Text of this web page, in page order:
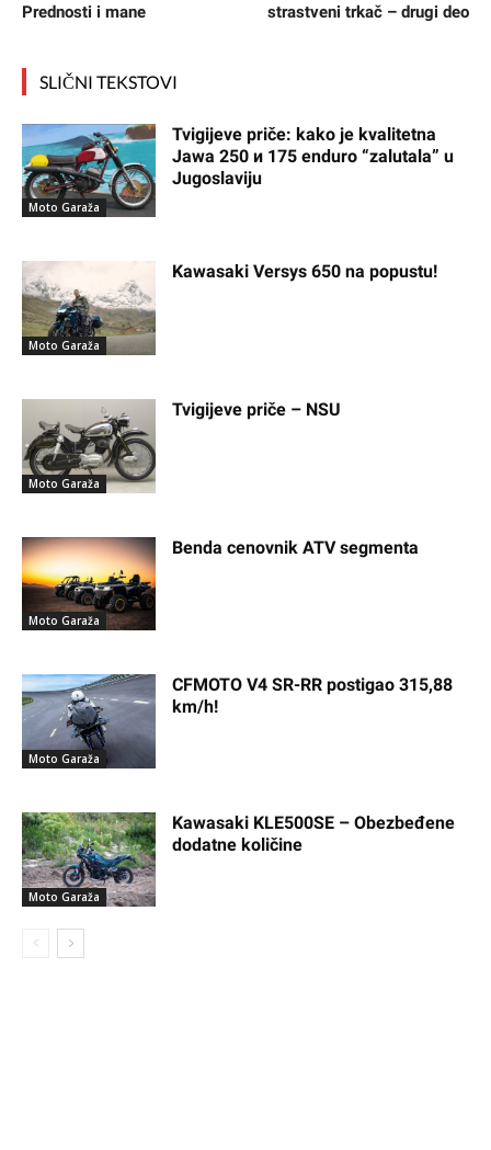
Prednosti i mane
strastveni trkač – drugi deo
SLIČNI TEKSTOVI
Moto Garaža
Tvigijeve priče: kako je kvalitetna
Jawa 250 и 175 enduro “zalutala” u
Jugoslaviju
Moto Garaža
Kawasaki Versys 650 na popustu!
Moto Garaža
Tvigijeve priče – NSU
Moto Garaža
Benda cenovnik ATV segmenta
Moto Garaža
CFMOTO V4 SR-RR postigao 315,88
km/h!
Moto Garaža
Kawasaki KLE500SE – Obezbeđene
dodatne količine